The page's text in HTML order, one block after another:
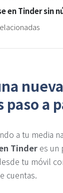
en Tinder sin
paso a
a tu media
Tinder es un
tu móvil
cuentas.